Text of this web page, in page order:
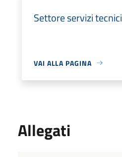
Settore servizi tecnici
VAI ALLA PAGINA
Allegati